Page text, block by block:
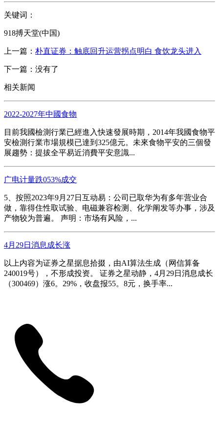
关键词：
918搏天堂(中国)
上一篇： 朴直证券：触底回升运营拐点明白 食饮龙头进入
下一篇：没有了
相关新闻
2022-2027年中國食物
目前我國檢測行業已經進入快速發展時期，2014年我國食物平
安檢測行業市場規模已達到325億元。未來食物平安的三個發
展趨勢：提拔全平易近消費平安意識...
广电计量跌053%成交
5、按照2023年9月27日互动易：公司已取华为有多年营业合
做，靠得住性取试验、电磁兼容检测、化学阐发等办事，涉及
产物较为普遍。 声明：市场有风险，...
4月29日消息成长涨
以上内容为证券之星据息拾掇，由AI算法生成（网信算备
240019号），不形成投资。 证券之星动静，4月29日消息成长
（300469）涨6。29%，收盘报55。8元，换手率...